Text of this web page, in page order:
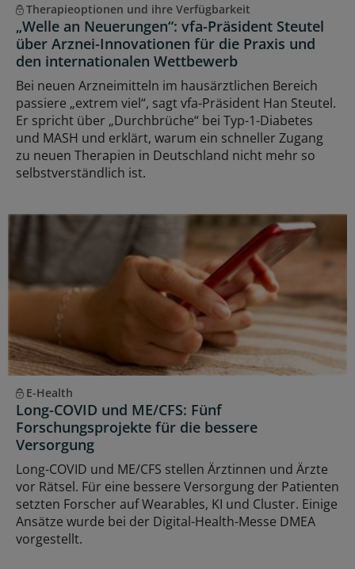
Therapieoptionen und ihre Verfügbarkeit
„Welle an Neuerungen“: vfa-Präsident Steutel
über Arznei-Innovationen für die Praxis und
den internationalen Wettbewerb
Bei neuen Arzneimitteln im hausärztlichen Bereich
passiere „extrem viel“, sagt vfa-Präsident Han Steutel.
Er spricht über „Durchbrüche“ bei Typ-1-Diabetes
und MASH und erklärt, warum ein schneller Zugang
zu neuen Therapien in Deutschland nicht mehr so
selbstverständlich ist.
E-Health
Long-COVID und ME/CFS: Fünf
Forschungsprojekte für die bessere
Versorgung
Long-COVID und ME/CFS stellen Ärztinnen und Ärzte
vor Rätsel. Für eine bessere Versorgung der Patienten
setzten Forscher auf Wearables, KI und Cluster. Einige
Ansätze wurde bei der Digital-Health-Messe DMEA
vorgestellt.